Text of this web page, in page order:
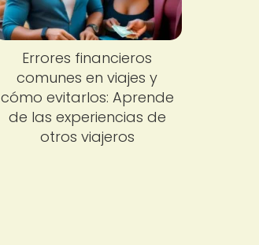
Errores financieros
comunes en viajes y
cómo evitarlos: Aprende
de las experiencias de
otros viajeros